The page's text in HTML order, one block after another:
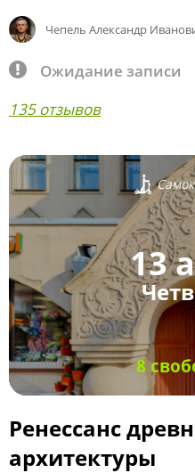
Чепель Александр
Ожидание записи
135 отзывов
13
8
Ренессанс
архитектуры